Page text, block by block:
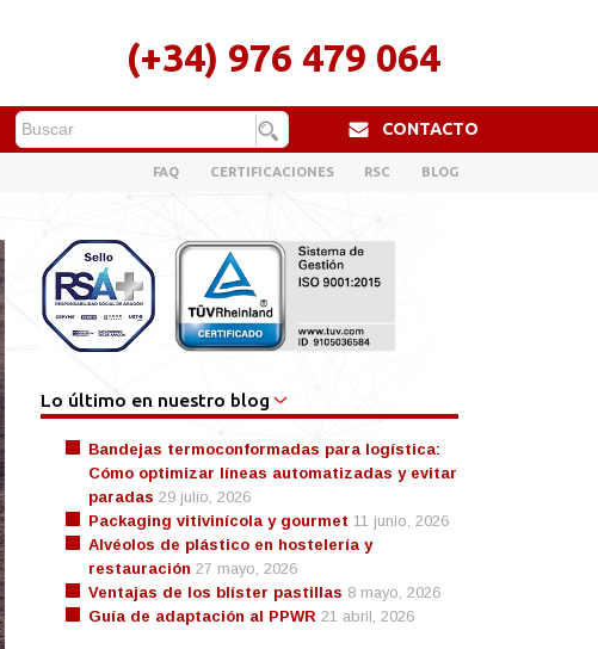
(+34) 976 479 064
CONTACTO
FAQ CERTIFICACIONES RSC BLOG
Lo último en nuestro blog
Bandejas termoconformadas para logística:
Cómo optimizar líneas automatizadas y evitar
paradas 29 julio, 2026
Packaging vitivinícola y gourmet 11 junio, 2026
Alvéolos de plástico en hostelería y
restauración 27 mayo, 2026
Ventajas de los blíster pastillas 8 mayo, 2026
Guía de adaptación al PPWR 21 abril, 2026